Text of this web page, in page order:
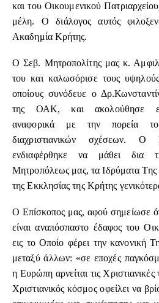
και του Οικουμενικού
μέλη. Ο διάλογος αυτός
Ακαδημία Κρήτης.
Ο Σεβ. Μητροπολίτης μας κ.
του και καλωσόρισε τους
οποίους συνόδευε ο
της ΟΑΚ, και ακολούθησε
αναφορικά με την πορεία
διαχριστιανικών σχέσεων.
ενδιαφέρθηκε να μάθει δια
Μητροπόλεως μας, τα Ιδρύματα Της
της Εκκλησίας της Κρήτης
Ο Επίσκοπος μας, αφού σημείωσε
είναι αναπόσπαστο έδαφος του
εις το Οποίο φέρει την κανονική
μεταξύ άλλων: «σε εποχές
η Ευρώπη αρνείται τις Χριστιανικές
Χριστιανικός κόσμος οφείλει να